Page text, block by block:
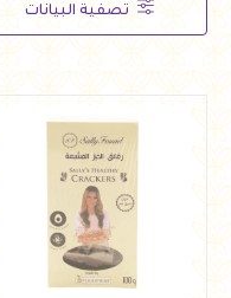
تصفية البيانات